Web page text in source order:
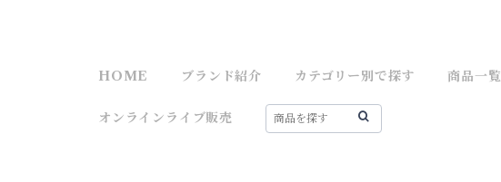
HOME ブランド紹介 カテゴリー別で探す 商品一覧
オンラインライブ販売